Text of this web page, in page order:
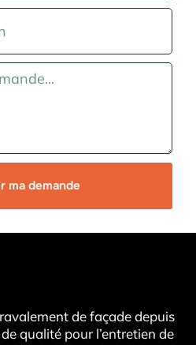
ma demande
de façade depuis
qualité pour l’entretien de